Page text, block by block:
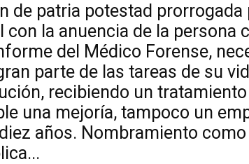
de patria potestad prorrogada
con la anuencia de la persona
del Médico Forense,
parte de las tareas de su
recibiendo un
una mejoría, tampoco un
años. Nombramiento